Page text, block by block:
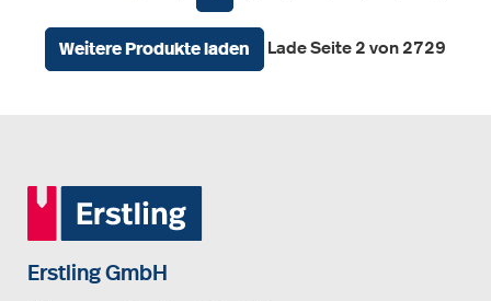
Weitere Produkte laden Lade Seite 2 von 2729
Erstling GmbH